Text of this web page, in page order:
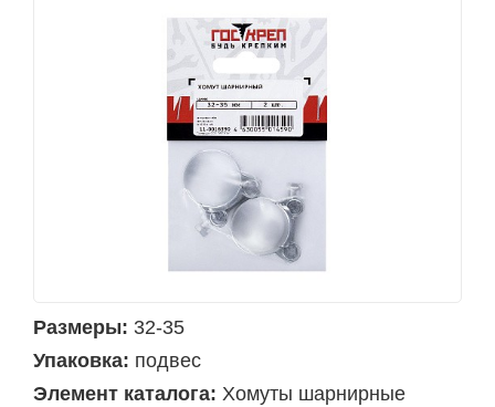
Размеры: 32-35
Упаковка: подвес
Элемент каталога: Хомуты шарнирные